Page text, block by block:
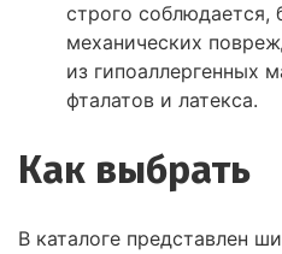
строго соблюдается,
механических
из гипоаллергенных
фталатов и латекса.
Как выбрать
В каталоге представлен